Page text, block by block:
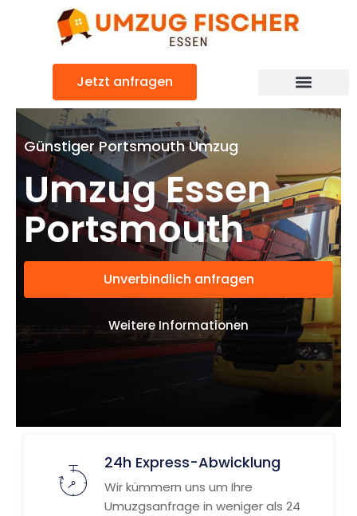
Jetzt anfragen
Günstiger Portsmouth Umzug
Umzug Essen
Portsmouth
Unverbindlich anfragen
Weitere Informationen
24h Express-Abwicklung
Wir kümmern uns um Ihre
Umuzgsanfrage in weniger als 24